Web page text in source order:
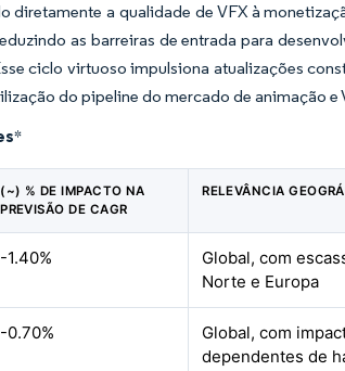
diretamente a qualidade de VFX à
as barreiras de entrada para
ciclo virtuoso impulsiona atualizações
do pipeline do mercado de animação
*
(~) % DE IMPACTO NA
PREVISÃO DE CAGR
RELEVÂNCIA
-1.40%
Global, com
Norte e Europa
-0.70%
Global, com
dependentes de